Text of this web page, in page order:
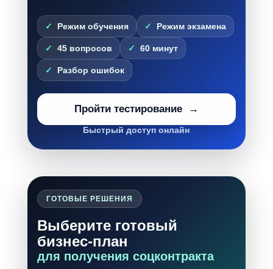
Режим обучения Режим экзамена
45 вопросов 60 минут
Разбор ошибок
Пройти тестирование
Быстрый доступ онлайн
ГОТОВЫЕ РЕШЕНИЯ
Выберите готовый
бизнес-план
для получения соцконтракта